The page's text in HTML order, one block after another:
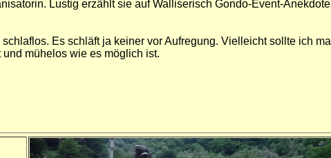
Lustig erzählt sie auf Walliserisch Gondo-Event-
Es schläft ja keiner vor Aufregung. Vielleicht sollte ich
mühelos wie es möglich ist.